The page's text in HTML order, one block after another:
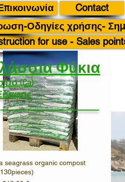
seagrass organic compost
for use - Sales
Φύκια
(Ca)
Contact
Οδηγίες χρήσης-